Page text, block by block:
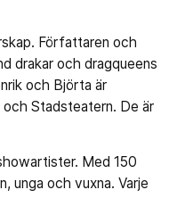
Författaren och
drakar och dragqueens
och Björta är
Stadsteatern. De är
Med 150
unga och vuxna. Varje